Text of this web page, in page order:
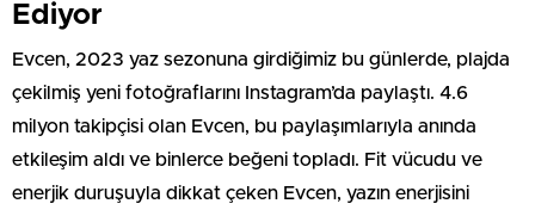
Ediyor
Evcen, 2023 yaz sezonuna girdiğimiz bu günlerde, plajda
çekilmiş yeni fotoğraflarını Instagram’da paylaştı. 4.6
milyon takipçisi olan Evcen, bu paylaşımlarıyla anında
etkileşim aldı ve binlerce beğeni topladı. Fit vücudu ve
enerjik duruşuyla dikkat çeken Evcen, yazın enerjisini